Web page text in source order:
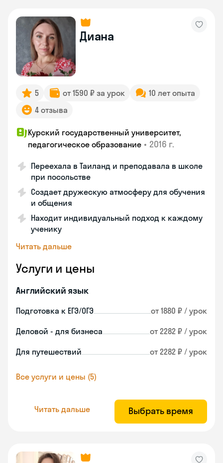
Диана
5 от 1590 ₽ за урок
10 лет опыта
4 отзыва
Курский государственный университет,
педагогическое образование • 2016 г.
Переехала в Таиланд и преподавала в школе
при посольстве
Создает дружескую атмосферу для обучения
и общения
Находит индивидуальный подход к каждому
ученику
Читать дальше
Услуги и цены
Английский язык
Подготовка к ЕГЭ/ОГЭ от 1880 ₽ / урок
Деловой - для бизнеса от 2282 ₽ / урок
Для путешествий от 2282 ₽ / урок
Все услуги и цены (5)
Читать дальше Выбрать время